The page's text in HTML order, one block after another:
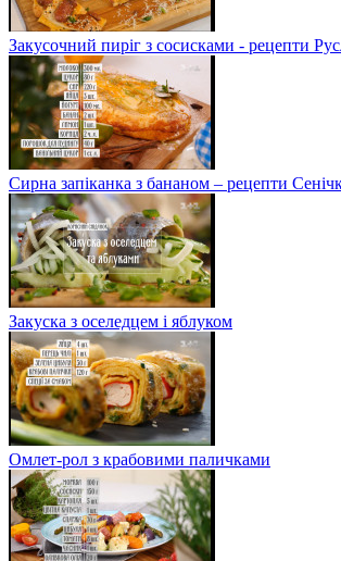
Закусочний пиріг з сосисками - рецепти
Сирна запіканка з бананом – рецепти
Закуска з оселедцем і яблуком
Омлет-рол з крабовими паличками